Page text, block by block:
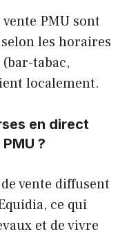
PMU sont
les horaires
tabac,
localement.
en direct
?
vente diffusent
ce qui
et de vivre